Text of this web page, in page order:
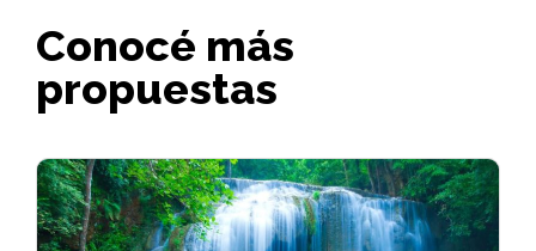
Conocé más
propuestas